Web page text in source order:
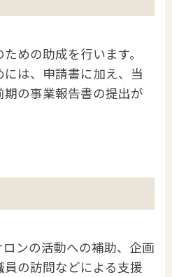
めの助成を行います。
には、申請書に加え、当
の事業報告書の提出が
ンの活動への補助、企画
の訪問などによる支援